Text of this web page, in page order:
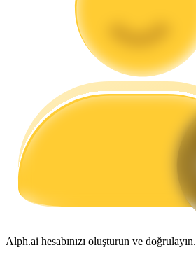
Vadeli İşlemler Başlangıç Kılavuzu
Nasıl kârlı kalabileceğinizi öğrenin
Alph.ai hesabınızı oluşturun ve doğrulayın.